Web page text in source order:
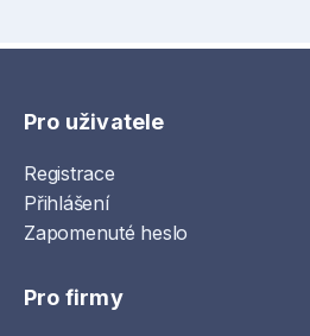
Pro uživatele
Registrace
Přihlášení
Zapomenuté heslo
Pro firmy